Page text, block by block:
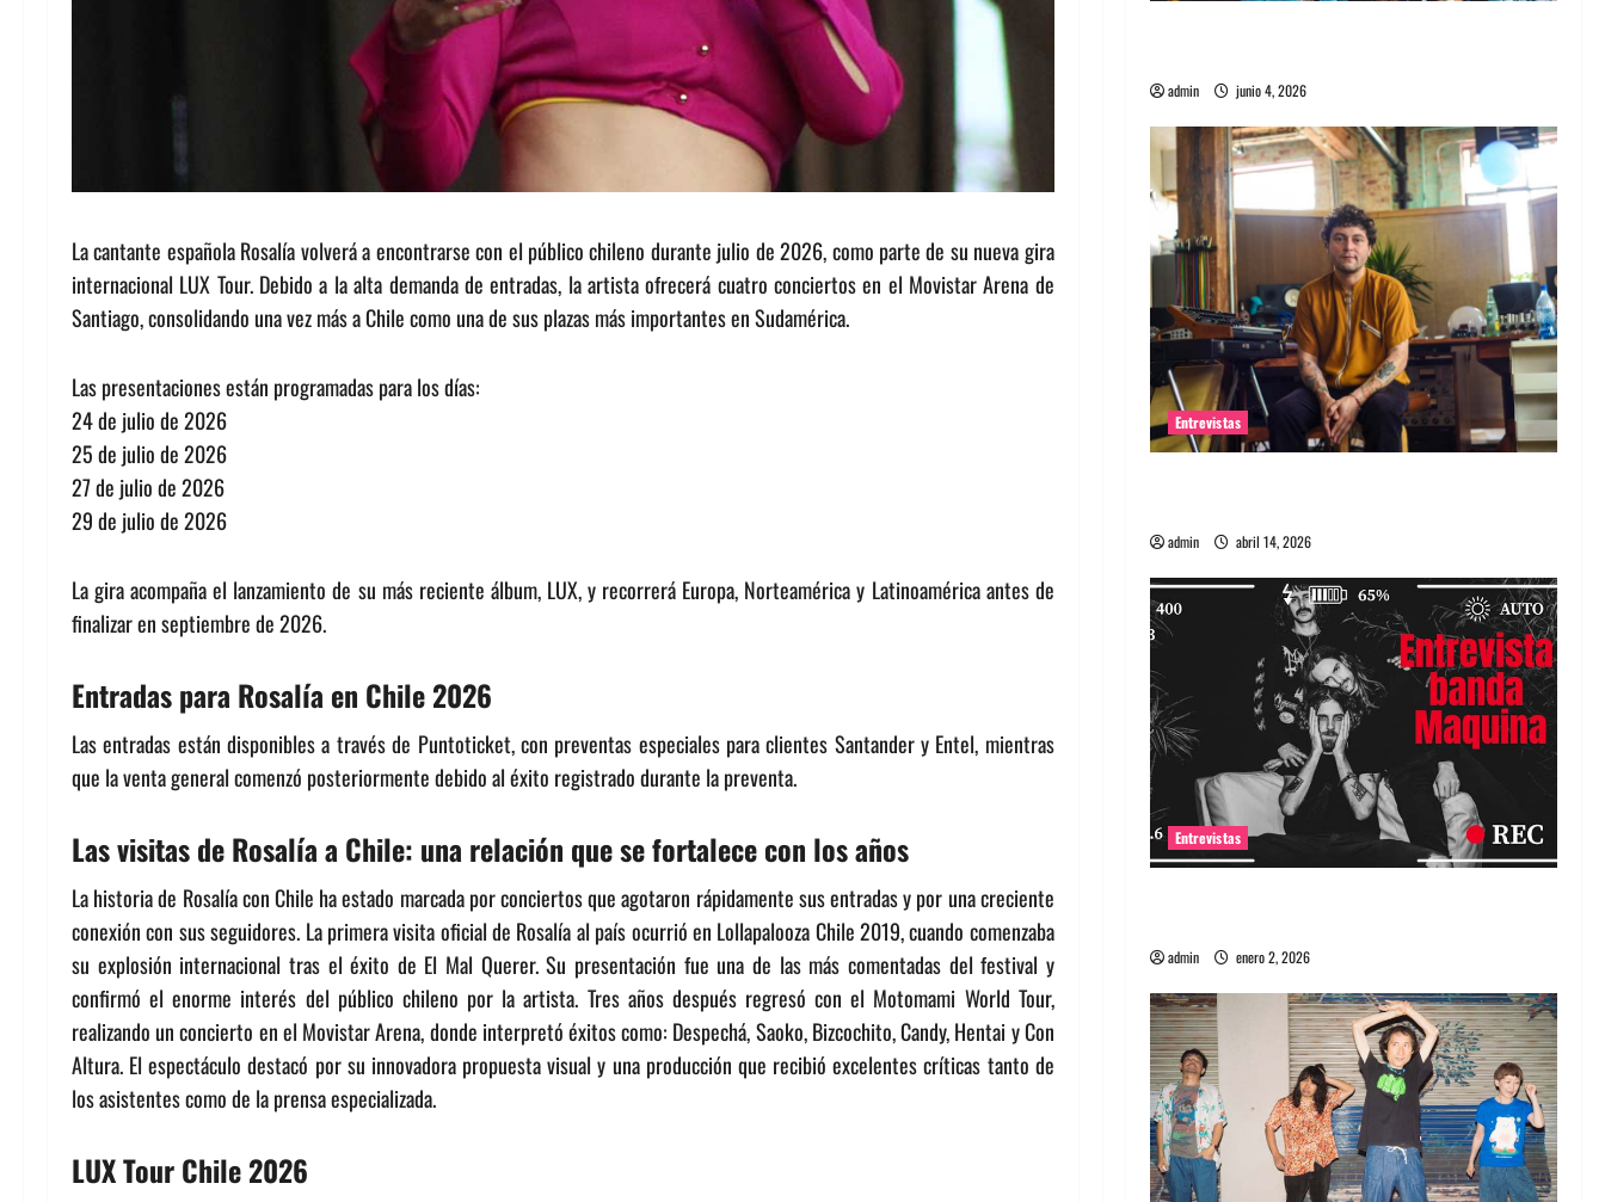
La cantante española Rosalía volverá a encontrarse con el público chileno durante julio de 2026, como parte de su nueva gira
internacional LUX Tour. Debido a la alta demanda de entradas, la artista ofrecerá cuatro conciertos en el Movistar Arena de
Santiago, consolidando una vez más a Chile como una de sus plazas más importantes en Sudamérica.
Las presentaciones están programadas para los días:
24 de julio de 2026
25 de julio de 2026
27 de julio de 2026
29 de julio de 2026
La gira acompaña el lanzamiento de su más reciente álbum, LUX, y recorrerá Europa, Norteamérica y Latinoamérica antes de
finalizar en septiembre de 2026.
Entradas para Rosalía en Chile 2026
Las entradas están disponibles a través de Puntoticket, con preventas especiales para clientes Santander y Entel, mientras
que la venta general comenzó posteriormente debido al éxito registrado durante la preventa.
Las visitas de Rosalía a Chile: una relación que se fortalece con los años
La historia de Rosalía con Chile ha estado marcada por conciertos que agotaron rápidamente sus entradas y por una creciente
conexión con sus seguidores. La primera visita oficial de Rosalía al país ocurrió en Lollapalooza Chile 2019, cuando comenzaba
su explosión internacional tras el éxito de El Mal Querer. Su presentación fue una de las más comentadas del festival y
confirmó el enorme interés del público chileno por la artista. Tres años después regresó con el Motomami World Tour,
realizando un concierto en el Movistar Arena, donde interpretó éxitos como: Despechá, Saoko, Bizcochito, Candy, Hentai y Con
Altura. El espectáculo destacó por su innovadora propuesta visual y una producción que recibió excelentes críticas tanto de
los asistentes como de la prensa especializada.
LUX Tour Chile 2026
admin junio 4, 2026
Entrevistas
admin abril 14, 2026
Entrevistas
admin enero 2, 2026